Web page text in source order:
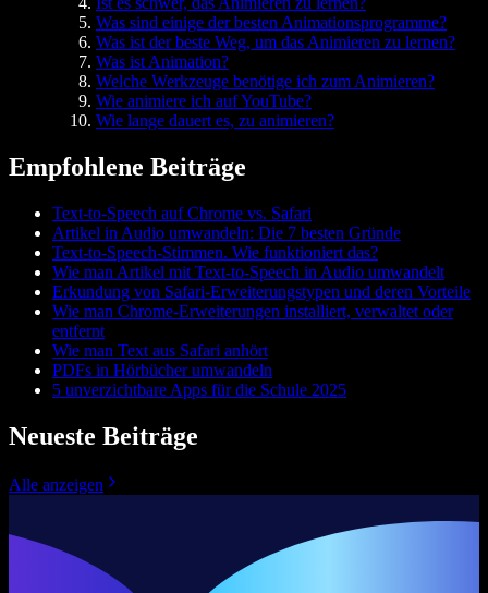
Was sind einige der besten Animationsprogramme?
Was ist der beste Weg, um das Animieren zu lernen?
Was ist Animation?
Welche Werkzeuge benötige ich zum Animieren?
Wie animiere ich auf YouTube?
Wie lange dauert es, zu animieren?
Empfohlene Beiträge
Text-to-Speech auf Chrome vs. Safari
Artikel in Audio umwandeln: Die 7 besten Gründe
Text-to-Speech-Stimmen. Wie funktioniert das?
Wie man Artikel mit Text-to-Speech in Audio umwandelt
Erkundung von Safari-Erweiterungstypen und deren Vorteile
Wie man Chrome-Erweiterungen installiert, verwaltet oder
entfernt
Wie man Text aus Safari anhört
PDFs in Hörbücher umwandeln
5 unverzichtbare Apps für die Schule 2025
Neueste Beiträge
Alle anzeigen